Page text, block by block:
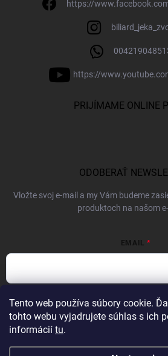
Tento web používa súbory cookie.
tohto webu vyjadrujete súhlas s ich
informácií tu.
https://
https://
PRIJÍMAME ONLINE
ODOBERAŤ
Vložte svoj e-mail a my Vám budeme
produktoch na našom
EMAIL
Vložením e-mailu súhlasíte spodmienkami